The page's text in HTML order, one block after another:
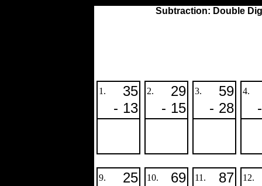
Subtraction: Double
1.
35
- 13
2.
29
- 15
3.
59
- 28
4.
-
9.
25
10.
69
11.
87
12.